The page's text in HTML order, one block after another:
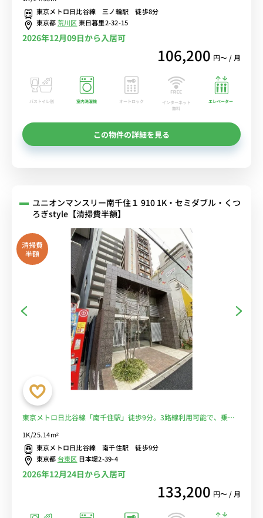
タル中！
東京メトロ日比谷線 三ノ輪駅 徒歩8分
東京都荒川区東日暮里2-32-15
2026年12月09日から入居可
106,200 円〜 / 月
バストイレ別 室内洗濯機 オートロック
インターネット
無料
エレベーター
この物件の詳細を見る
ユニオンマンスリー南千住１ 910 1K・セミダブル・くつ
ろぎstyle【清掃費半額】
清掃費
半額
東京メトロ日比谷線「南千住駅」徒歩9分。3路線利用可能で、乗り
Wi-Fi格安レンタル中！
1K/25.14m²
東京メトロ日比谷線 南千住駅 徒歩9分
東京都台東区 日本堤2-39-4
2026年12月24日から入居可
133,200 円〜 / 月